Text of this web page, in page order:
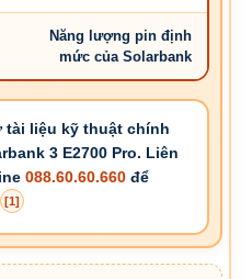
Năng lượng pin định
mức của Solarbank
liệu kỹ thuật chính
3 E2700 Pro. Liên
088.60.60.660để
[1]